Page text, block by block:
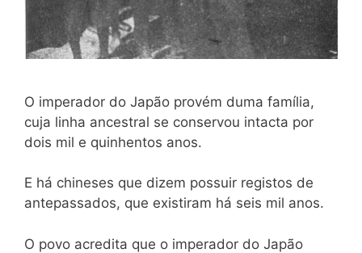
O imperador do Japão provém duma família,
cuja linha ancestral se conservou intacta por
dois mil e quinhentos anos.
E há chineses que dizem possuir registos de
antepassados, que existiram há seis mil anos.
O povo acredita que o imperador do Japão